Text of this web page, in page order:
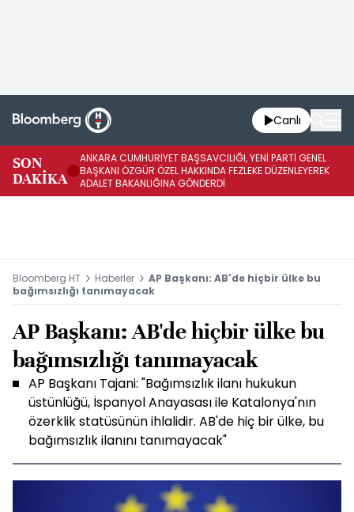
Canlı
SON
DAKİKA
ANKARA CUMHURİYET BAŞSAVCILIĞI, YENİ PARTİ GENEL
BAŞKANI ÖZGÜR ÖZEL HAKKINDA FEZLEKE DÜZENLEYEREK
ADALET BAKANLIĞINA GÖNDERDİ
Bloomberg HT Haberler
AP Başkanı: AB'de hiçbir ülke bu
bağımsızlığı tanımayacak
AP Başkanı: AB'de hiçbir ülke bu
bağımsızlığı tanımayacak
AP Başkanı Tajani: "Bağımsızlık ilanı hukukun
üstünlüğü, İspanyol Anayasası ile Katalonya'nın
özerklik statüsünün ihlalidir. AB'de hiç bir ülke, bu
bağımsızlık ilanını tanımayacak"